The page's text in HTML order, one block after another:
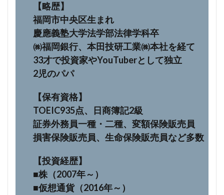
【略歴】
福岡市中央区生まれ
慶應義塾大学法学部法律学科卒
㈱福岡銀行、本田技研工業㈱本社を経て
33才で投資家やYouTuberとして独立
2児のパパ
【保有資格】
TOEIC935点、日商簿記2級
証券外務員一種・二種、変額保険販売員
損害保険販売員、生命保険販売員など多数
【投資経歴】
■株（2007年～）
■仮想通貨（2016年～）